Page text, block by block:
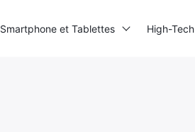
Smartphone et Tablettes High-Tech